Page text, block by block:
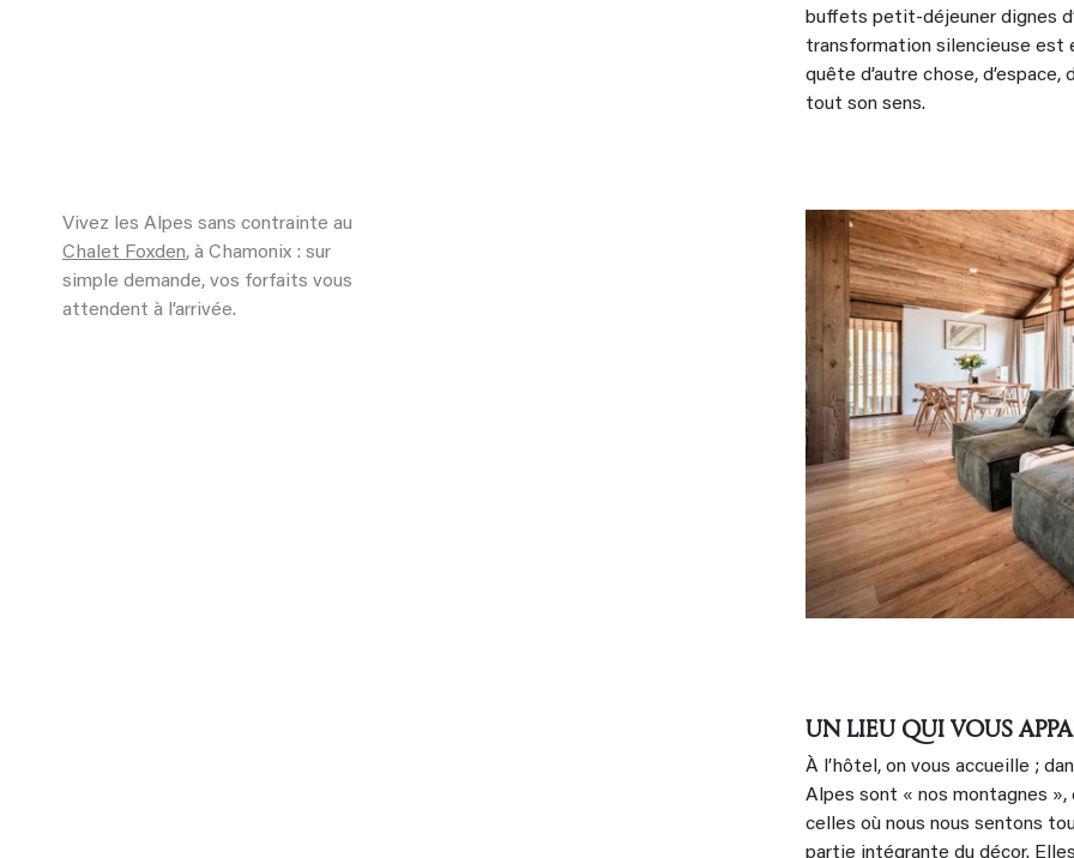
buffets petit-déjeuner dignes
transformation silencieuse est
quête d’autre chose,
tout son sens.
Vivez les Alpes sans contrainte au
Chalet Foxden, à Chamonix : sur
simple demande, vos forfaits vous
attendent à l’arrivée.
UN LIEU QUI VOUS
À l’hôtel, on vous accueille ;
Alpes sont « nos montagnes »,
celles où nous nous sentons
partie intégrante du décor.